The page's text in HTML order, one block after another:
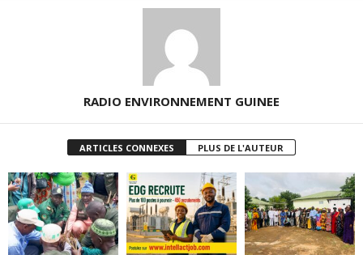
RADIO ENVIRONNEMENT GUINEE
ARTICLES CONNEXES PLUS DE L'AUTEUR